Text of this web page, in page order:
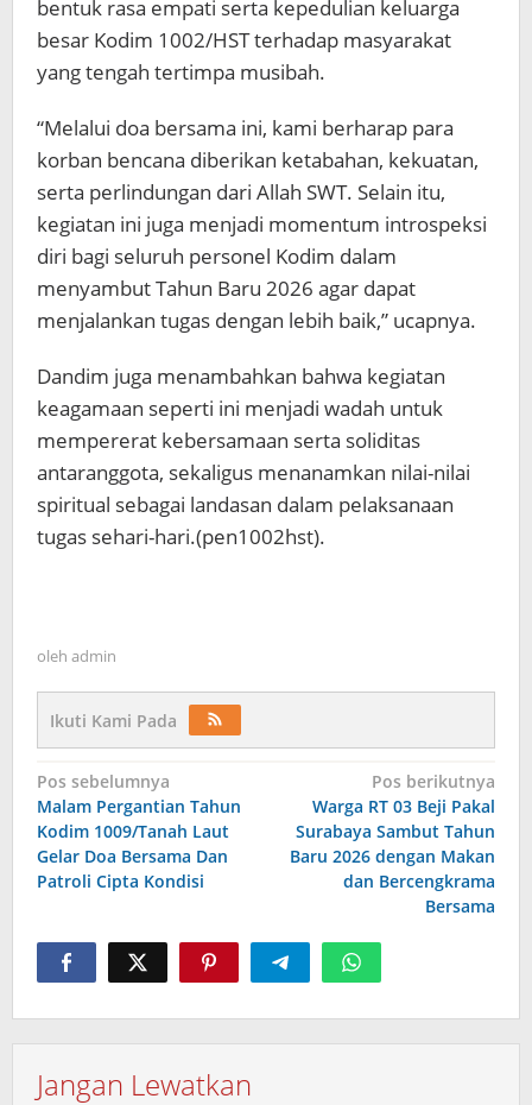
bentuk rasa empati serta kepedulian keluarga
besar Kodim 1002/HST terhadap masyarakat
yang tengah tertimpa musibah.
“Melalui doa bersama ini, kami berharap para
korban bencana diberikan ketabahan, kekuatan,
serta perlindungan dari Allah SWT. Selain itu,
kegiatan ini juga menjadi momentum introspeksi
diri bagi seluruh personel Kodim dalam
menyambut Tahun Baru 2026 agar dapat
menjalankan tugas dengan lebih baik,” ucapnya.
Dandim juga menambahkan bahwa kegiatan
keagamaan seperti ini menjadi wadah untuk
mempererat kebersamaan serta soliditas
antaranggota, sekaligus menanamkan nilai-nilai
spiritual sebagai landasan dalam pelaksanaan
tugas sehari-hari.(pen1002hst).
oleh admin
Ikuti Kami Pada
Navigasi
pos
Pos sebelumnya
Malam Pergantian Tahun
Kodim 1009/Tanah Laut
Gelar Doa Bersama Dan
Patroli Cipta Kondisi
Pos berikutnya
Warga RT 03 Beji Pakal
Surabaya Sambut Tahun
Baru 2026 dengan Makan
dan Bercengkrama
Bersama
Jangan Lewatkan